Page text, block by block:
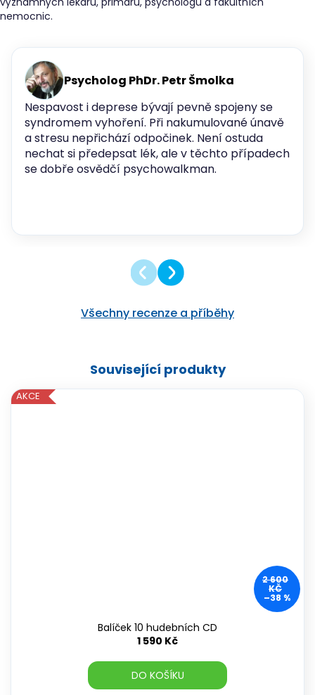
nemocnic.
Psycholog PhDr. Petr Šmolka
Nespavost i deprese bývají pevně spojeny se
syndromem vyhoření. Při nakumulované únavě
a stresu nepřichází odpočinek. Není ostuda
nechat si předepsat lék, ale v těchto případech
se dobře osvědčí psychowalkman.
Všechny recenze a příběhy
Související produkty
AKCE
2 600
KČ
–38 %
Balíček 10 hudebních CD
1 590 Kč
DO KOŠÍKU